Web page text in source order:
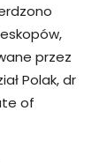
przez
Polak, dr
of